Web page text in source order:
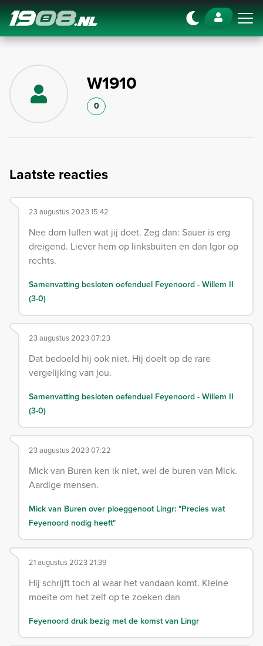
Navigation
W1910
0
Laatste reacties
23 augustus 2023 15:42
Nee dom lullen wat jij doet. Zeg dan: Sauer is erg
dreigend. Liever hem op linksbuiten en dan Igor op
rechts.
Samenvatting besloten oefenduel Feyenoord - Willem II
(3-0)
23 augustus 2023 07:23
Dat bedoeld hij ook niet. Hij doelt op de rare
vergelijking van jou.
Samenvatting besloten oefenduel Feyenoord - Willem II
(3-0)
23 augustus 2023 07:22
Mick van Buren ken ik niet, wel de buren van Mick.
Aardige mensen.
Mick van Buren over ploeggenoot Lingr: "Precies wat
Feyenoord nodig heeft"
21 augustus 2023 21:39
Hij schrijft toch al waar het vandaan komt. Kleine
moeite om het zelf op te zoeken dan
Feyenoord druk bezig met de komst van Lingr